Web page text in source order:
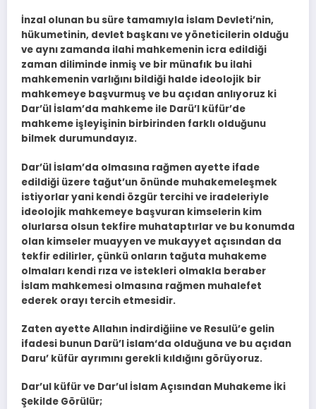
İnzal olunan bu süre tamamıyla İslam Devleti’nin,
hükumetinin, devlet başkanı ve yöneticilerin olduğu
ve aynı zamanda ilahi mahkemenin icra edildiği
zaman diliminde inmiş ve bir münafık bu ilahi
mahkemenin varlığını bildiği halde ideolojik bir
mahkemeye başvurmuş ve bu açıdan anlıyoruz ki
Dar’ül İslam’da mahkeme ile Darü’l küfür’de
mahkeme işleyişinin birbirinden farklı olduğunu
bilmek durumundayız.
Dar’ül İslam’da olmasına rağmen ayette ifade
edildiği üzere tağut’un önünde muhakemeleşmek
istiyorlar yani kendi özgür tercihi ve iradeleriyle
ideolojik mahkemeye başvuran kimselerin kim
olurlarsa olsun tekfire muhataptırlar ve bu konumda
olan kimseler muayyen ve mukayyet açısından da
tekfir edilirler, çünkü onların tağuta muhakeme
olmaları kendi rıza ve istekleri olmakla beraber
İslam mahkemesi olmasına rağmen muhalefet
ederek orayı tercih etmesidir.
Zaten ayette Allahın indirdiğiine ve Resulü’e gelin
ifadesi bunun Darü’l islam‘da olduğuna ve bu açıdan
Daru’ küfür ayrımını gerekli kıldığını görüyoruz.
Dar’ul küfür ve Dar’ul İslam Açısından Muhakeme İki
Şekilde Görülür;